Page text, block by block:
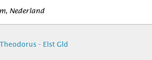
Nederland
- Elst Gld